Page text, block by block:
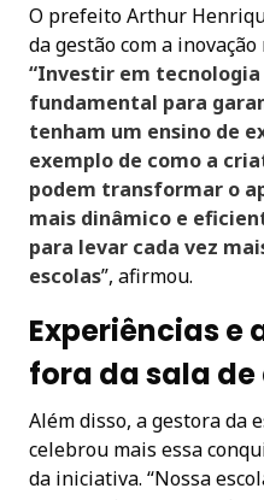
O prefeito Arthur
da gestão com a
“Investir em tecnologia
fundamental para
tenham um ensino de
exemplo de como a
podem transformar o
mais dinâmico e
para levar cada vez
escolas”, afirmou.
Experiências e
fora da sala de
Além disso, a gestora da
celebrou mais essa
da iniciativa. “Nossa